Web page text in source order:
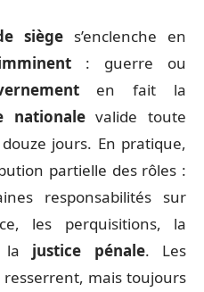
sièges’enclenche en
: guerre ou
en fait la
nationalevalide toute
jours. En pratique,
partielle des rôles :
responsabilités sur
les perquisitions, la
la justice pénale. Les
resserrent, mais toujours